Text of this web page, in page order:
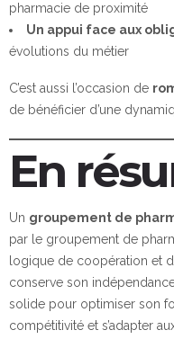
pharmacie de proximité
Un appui face aux
évolutions du métier
C’est aussi l’occasion de
de bénéficier d’une
En
Un groupement de
par le groupement de
logique de coopération et
conserve son
solide pour optimiser son
compétitivité et s’adapter